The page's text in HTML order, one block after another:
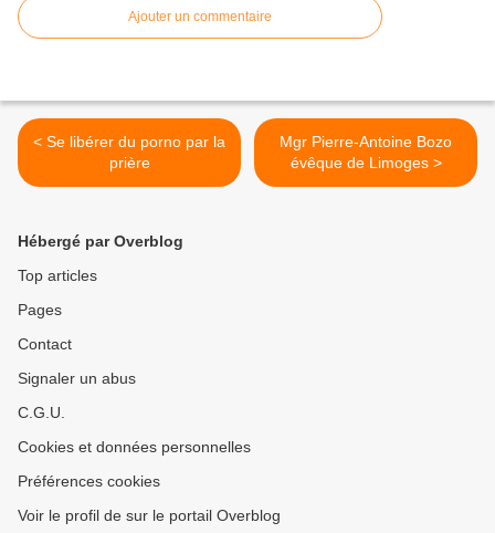
Ajouter un commentaire
< Se libérer du porno par la
prière
Mgr Pierre-Antoine Bozo
évêque de Limoges >
Hébergé par Overblog
Top articles
Pages
Contact
Signaler un abus
C.G.U.
Cookies et données personnelles
Préférences cookies
Voir le profil de sur le portail Overblog